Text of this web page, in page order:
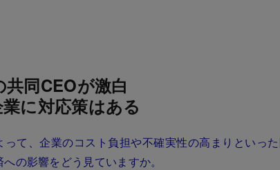
同CEOが激白
に対応策はある
て、企業のコスト負担や不確実性の高まりといっ
の影響をどう見ていますか。